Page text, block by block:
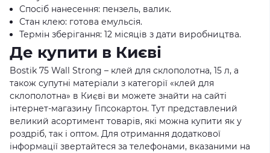
Спосіб нанесення: пензель, валик.
Стан клею: готова емульсія.
Термін зберігання: 12 місяців з дати виробництва.
Де купити в Києві
Bostik 75 Wall Strong – клей для склополотна, 15 л, а
також супутні матеріали з категорії «клей для
склополотна» в Києві ви можете знайти на сайті
інтернет-магазину Гіпсокартон. Тут представлений
великий асортимент товарів, які можна купити як у
роздріб, так і оптом. Для отримання додаткової
інформації звертайтеся за телефонами, вказаними на